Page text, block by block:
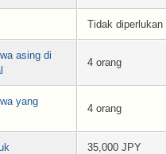
Tidak
asing di
4 orang
yang
4 orang
35,000 JPY